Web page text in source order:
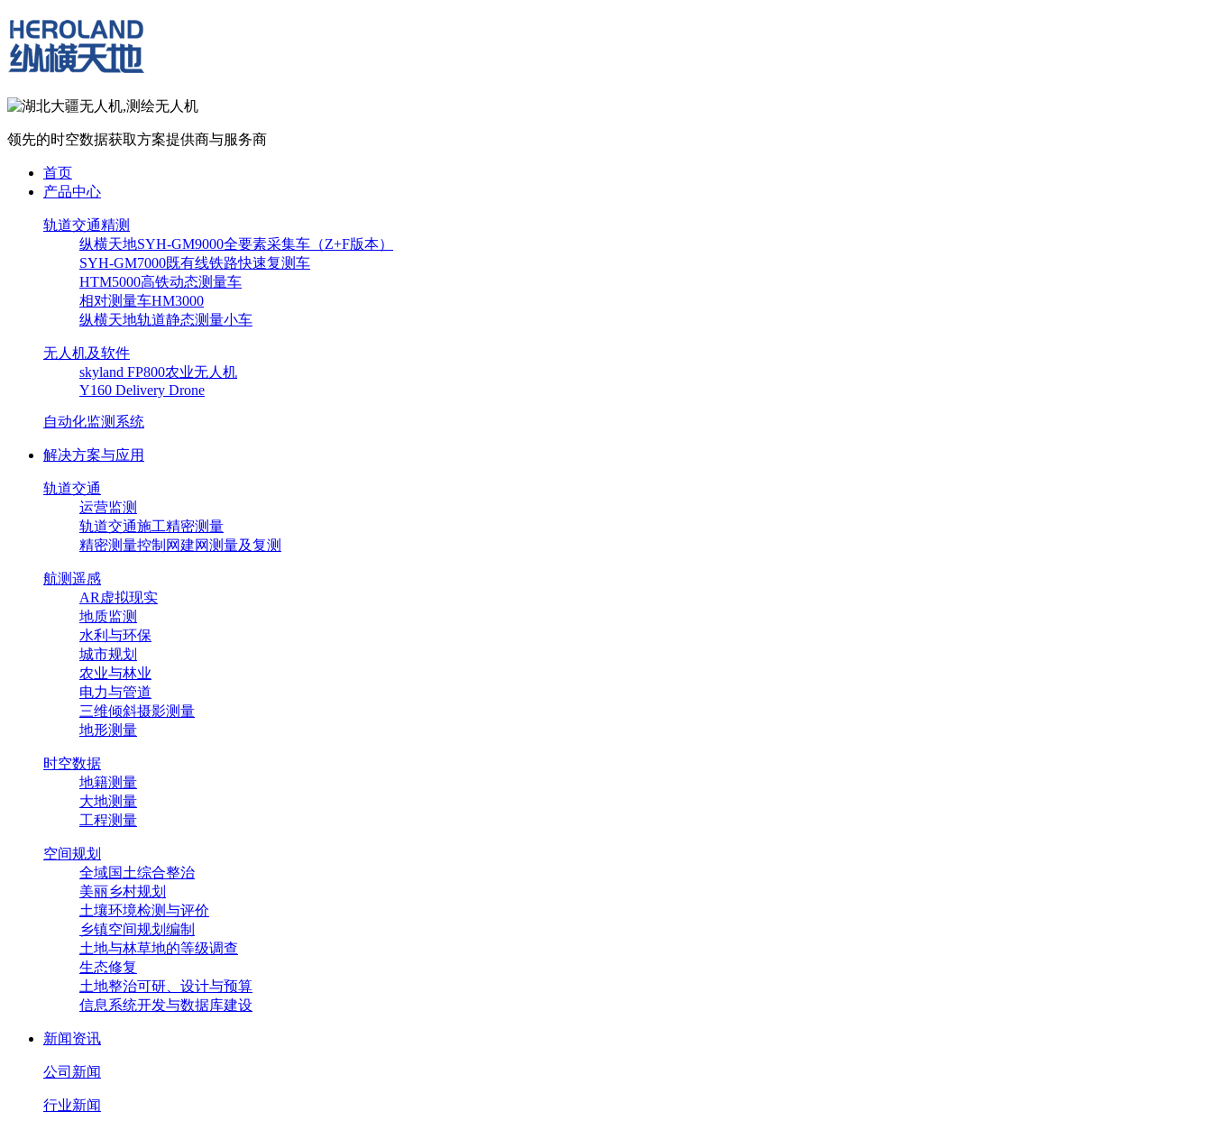
领先的时空数据获取方案提供商与服务商
首页
产品中心
轨道交通精测
纵横天地SYH-GM9000全要素采集车（Z+F版本）
SYH-GM7000既有线铁路快速复测车
HTM5000高铁动态测量车
相对测量车HM3000
纵横天地轨道静态测量小车
无人机及软件
skyland FP800农业无人机
Y160 Delivery Drone
自动化监测系统
解决方案与应用
轨道交通
运营监测
轨道交通施工精密测量
精密测量控制网建网测量及复测
航测遥感
AR虚拟现实
地质监测
水利与环保
城市规划
农业与林业
电力与管道
三维倾斜摄影测量
地形测量
时空数据
地籍测量
大地测量
工程测量
空间规划
全域国土综合整治
美丽乡村规划
土壤环境检测与评价
乡镇空间规划编制
土地与林草地的等级调查
生态修复
土地整治可研、设计与预算
信息系统开发与数据库建设
新闻资讯
公司新闻
行业新闻